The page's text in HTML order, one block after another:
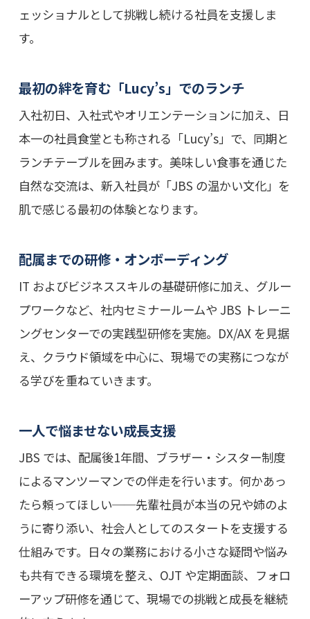
ェッショナルとして挑戦し続ける社員を支援しま
す。
最初の絆を育む「Lucy’s」でのランチ
入社初日、入社式やオリエンテーションに加え、日
本一の社員食堂とも称される「Lucy’s」で、同期と
ランチテーブルを囲みます。美味しい食事を通じた
自然な交流は、新入社員が「JBS の温かい文化」を
肌で感じる最初の体験となります。
配属までの研修・オンボーディング
IT およびビジネススキルの基礎研修に加え、グルー
プワークなど、社内セミナールームや JBS トレーニ
ングセンターでの実践型研修を実施。DX/AX を見据
え、クラウド領域を中心に、現場での実務につなが
る学びを重ねていきます。
一人で悩ませない成長支援
JBS では、配属後1年間、ブラザー・シスター制度
によるマンツーマンでの伴走を行います。何かあっ
たら頼ってほしい──先輩社員が本当の兄や姉のよ
うに寄り添い、社会人としてのスタートを支援する
仕組みです。日々の業務における小さな疑問や悩み
も共有できる環境を整え、OJT や定期面談、フォロ
ーアップ研修を通じて、現場での挑戦と成長を継続